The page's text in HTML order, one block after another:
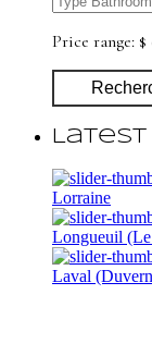
Price range: $
Latest
Lorraine
Longueuil
Laval